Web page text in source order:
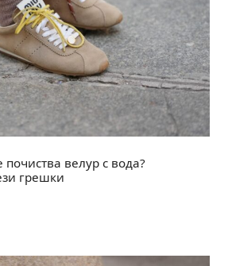
велур с вода?
грешки